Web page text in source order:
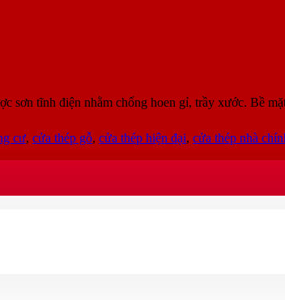
sơn tĩnh điện nhằm chống hoen gỉ, trầy xước. Bề
cư, cửa thép gỗ, cửa thép hiện đại, cửa thép nhà